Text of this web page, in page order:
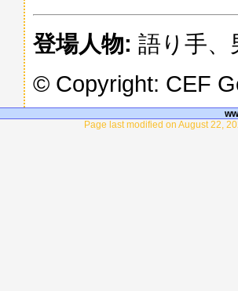
登場人物: 語り手、
© Copyright: CEF
Page last modified on August 22,